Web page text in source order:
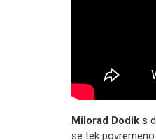
Milorad Dodik s
se tek